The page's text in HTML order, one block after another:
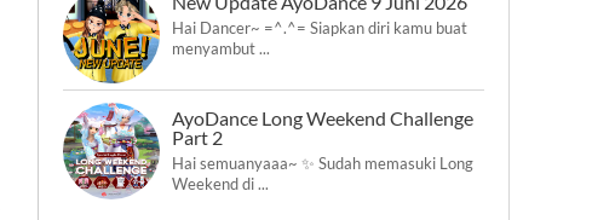
Hai Dancer~ =^.^= Siapkan diri kamu buat
menyambut ...
AyoDance Long Weekend Challenge
Part 2
Hai semuanyaaa~ ✨ Sudah memasuki Long
Weekend di ...